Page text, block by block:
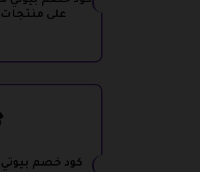
على
كود خصم بيوتي